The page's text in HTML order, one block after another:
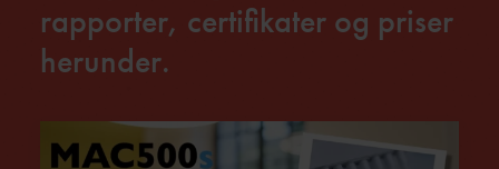
rapporter, certifikater og priser
herunder.